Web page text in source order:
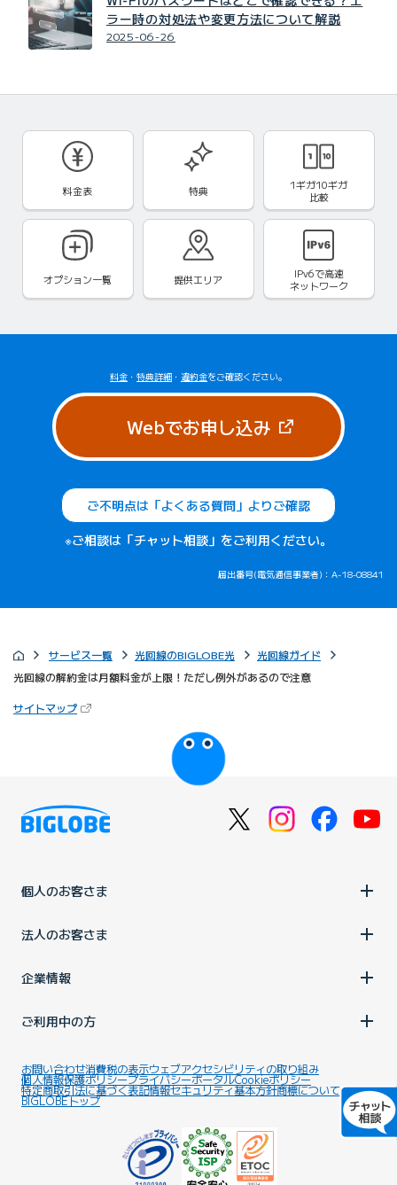
ラー時の対処法や変更方法について解説
2025-06-26
料金表 特典
1ギガ10ギガ
比較
オプション一覧 提供エリア IPv6で高速
ネットワーク
料金 ・ 特典詳細 ・ 違約金をご確認ください。
Webでお申し込み（新しいタブ
ご不明点は「よくある質問」よりご確認
※ご相談は「チャット相談」をご利用ください。
届出番号(電気通信事業者)：A-18-08841
サービス一覧 光回線のBIGLOBE光
光回線ガイド
光回線の解約金は月額料金が上限！ただし例外があるので注意
サイトマップ（新しいタブで開きます）
びっぷるのページ
個人のお客さま
法人のお客さま
企業情報
ご利用中の方
お問い合わせ消費税の表示ウェブアクセシビリティの取り組み
個人情報保護ポリシープライバシーポータルCookieポリシー
特定商取引法に基づく表記情報セキュリティ基本方針商標について
BIGLOBEトップ